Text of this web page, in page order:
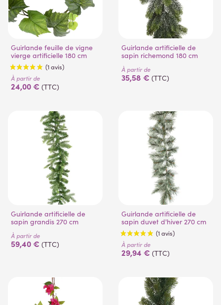
Guirlande feuille de vigne
vierge artificielle 180 cm
À partir de
24,00 € (TTC)
Guirlande artificielle de
sapin richemond 180 cm
À partir de
35,58 € (TTC)
Guirlande artificielle de
sapin grandis 270 cm
À partir de
59,40 € (TTC)
Guirlande artificielle de
sapin duvet d'hiver 270 cm
À partir de
29,94 € (TTC)